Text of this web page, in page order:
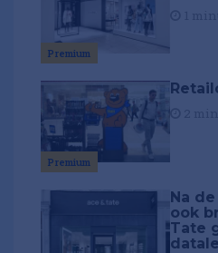
Premium
Premium
Na
ook
Tate